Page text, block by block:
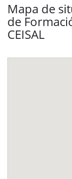
Mapa de
de
CEISAL